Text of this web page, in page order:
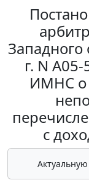
Западного
г. N
ИМНС о
с